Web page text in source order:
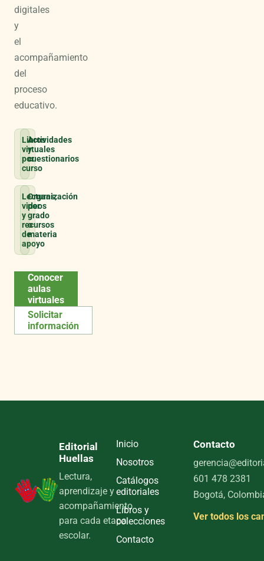
digitales
y
el
acompañamiento
del
proceso
educativo.
Libros
virtuales
por
curso
Actividades
y
cuestionarios
Lecturas,
videos
y
recursos
de
apoyo
Organización
por
grado
o
materia
Conocer
aulas
virtuales
Solicitar
información
Editorial
Huellas
Lectura,
aprendizaje y
acompañamiento
para cada etapa
escolar.
Inicio
Nosotros
Catálogos
editoriales
Libros y
colecciones
Contacto
Contacto
601 478 2381
Bogotá,
Ver todos los